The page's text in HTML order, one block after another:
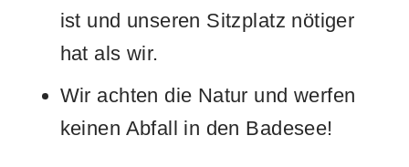
ist und unseren Sitzplatz nötiger
hat als wir.
Wir achten die Natur und werfen
keinen Abfall in den Badesee!